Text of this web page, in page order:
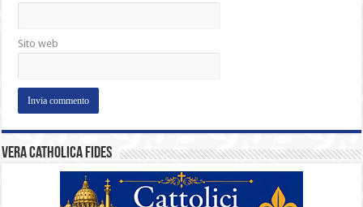
Sito web
Vera catholica fides